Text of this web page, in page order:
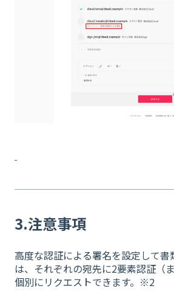
3.注意事項
高度な認証による署名を設定して書
は、それぞれの宛先に2要素認証（
個別にリクエストできます。※2